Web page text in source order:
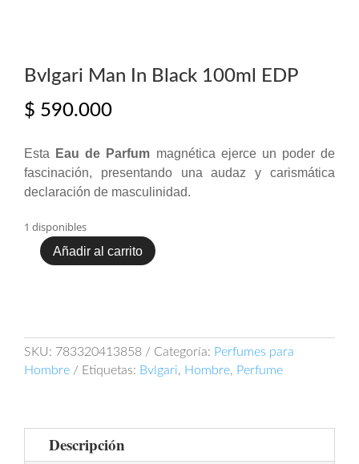
Bvlgari Man In Black 100ml EDP
$ 590.000
Esta Eau de Parfum magnética ejerce un poder de
fascinación, presentando una audaz y carismática
declaración de masculinidad.
1 disponibles
Bvlgari
EDP
cantidad
Añadir al carrito
SKU: 783320413858 Categoría: Perfumes para
Hombre
Etiquetas: Bvlgari, Hombre, Perfume
Descripción